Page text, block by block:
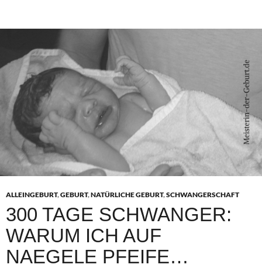
ALLEINGEBURT,GEBURT,NATÜRLICHE GEBURT,SCHWANGERSCHAFT
300 TAGE SCHWANGER:
WARUM ICH AUF
NAEGELE PFEIFE…